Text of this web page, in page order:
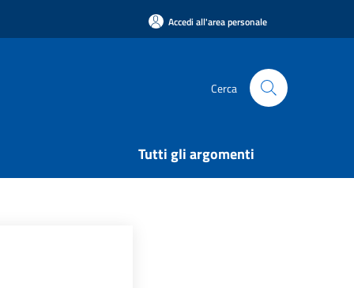
Accedi all'area personale
Cerca
Tutti gli argomenti